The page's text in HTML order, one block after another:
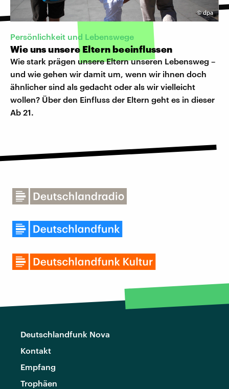
©dpa
Persönlichkeit und Lebenswege
Wie uns unsere Eltern beeinflussen
Wie stark prägen unsere Eltern unseren Lebensweg –
und wie gehen wir damit um, wenn wir ihnen doch
ähnlicher sind als gedacht oder als wir vielleicht
wollen? Über den Einfluss der Eltern geht es in dieser
Ab 21.
Deutschlandfunk Nova
Kontakt
Empfang
Trophäen